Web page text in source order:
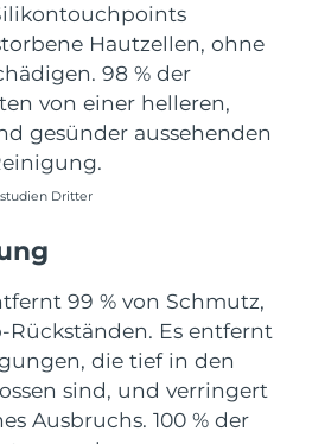
Hautzellen, ohne
98 % der
von einer helleren,
gesünder aussehenden
Dritter
99 % von Schmutz,
Rückständen. Es entfernt
die tief in den
sind, und verringert
Ausbruchs. 100 % der
Erwartete Lieferung8/12/26
Erwartete Lieferung
Erwartete Lieferung
Erwartete Lieferung 8/14/26
Erwartete Lieferung
Erwartete Lieferung8/17/26